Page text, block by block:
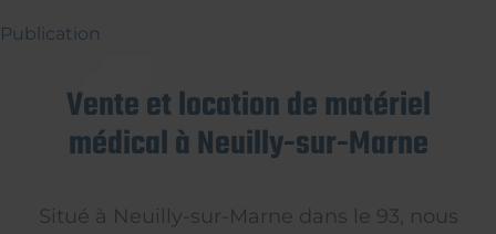
Publication
Vente et location de matériel
médical à Neuilly-sur-Marne
Situé à Neuilly-sur-Marne dans le 93, nous